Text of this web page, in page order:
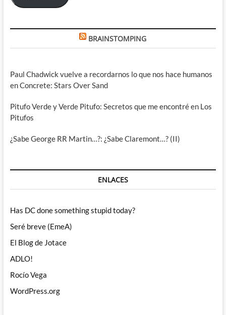
BRAINSTOMPING
Paul Chadwick vuelve a recordarnos lo que nos hace humanos
en Concrete: Stars Over Sand
Pitufo Verde y Verde Pitufo: Secretos que me encontré en Los
Pitufos
¿Sabe George RR Martin…?: ¿Sabe Claremont…? (II)
ENLACES
Has DC done something stupid today?
Seré breve (EmeA)
El Blog de Jotace
ADLO!
Rocío Vega
WordPress.org